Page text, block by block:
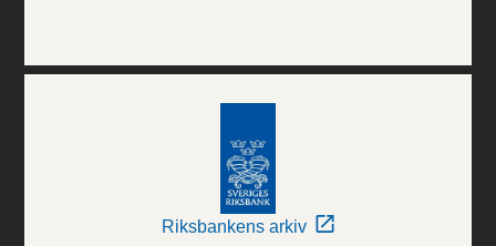
Riksbankens arkiv